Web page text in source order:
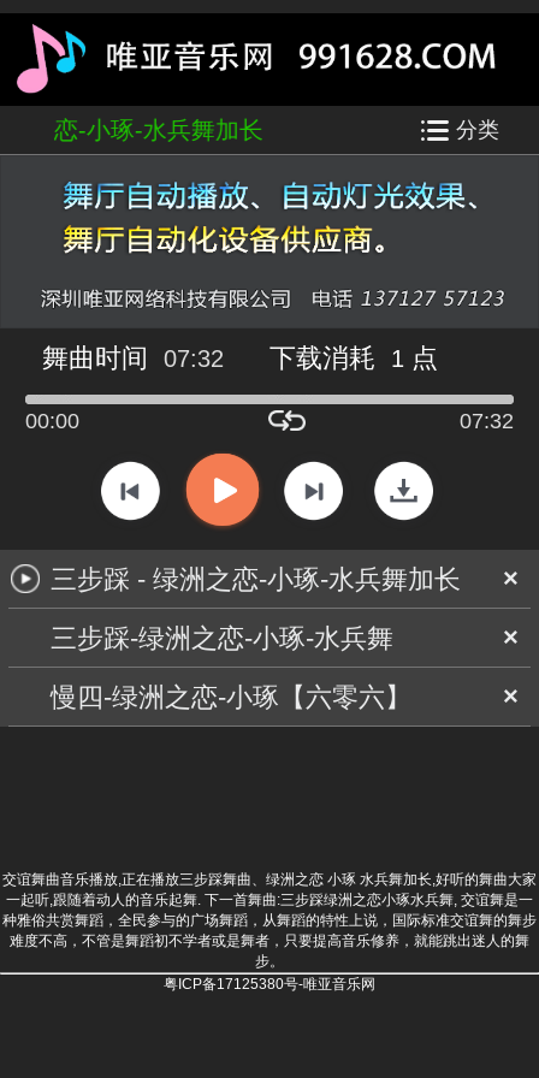
之恋-小琢-水兵舞加长 分类
舞曲时间 07:32 下载消耗 1 点
00:00 07:32
×
三步踩 - 绿洲之恋-小琢-水兵舞加长
×
三步踩-绿洲之恋-小琢-水兵舞
×
慢四-绿洲之恋-小琢【六零六】
交谊舞曲音乐播放,正在播放三步踩舞曲、绿洲之恋 小琢 水兵舞加长,好听的舞曲大家
一起听,跟随着动人的音乐起舞. 下一首舞曲:三步踩绿洲之恋小琢水兵舞, 交谊舞是一
种雅俗共赏舞蹈，全民参与的广场舞蹈，从舞蹈的特性上说，国际标准交谊舞的舞步
难度不高，不管是舞蹈初不学者或是舞者，只要提高音乐修养，就能跳出迷人的舞
步。
粤ICP备17125380号-唯亚音乐网